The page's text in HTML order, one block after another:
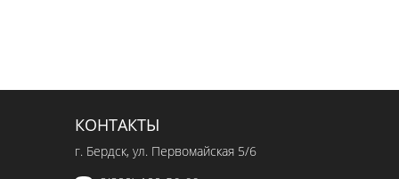
КОНТАКТЫ
г. Бердск, ул. Первомайская 5/6